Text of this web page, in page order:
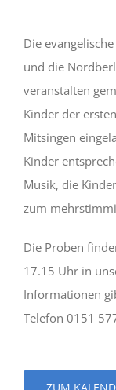
Die
und die
veranstalten
Kinder der
Mitsingen
Kinder
Musik, die
zum
Die Proben
17.15 Uhr in
Informationen
Telefon 0151